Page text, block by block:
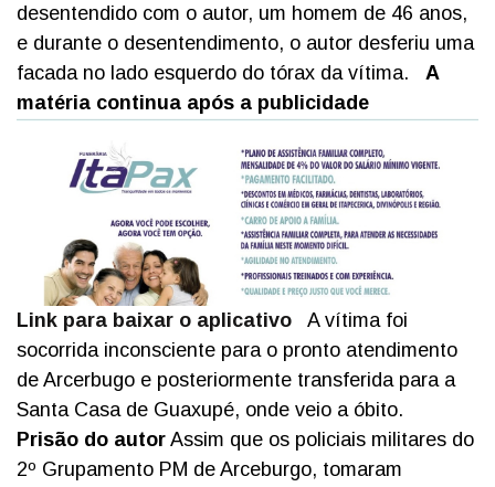
desentendido com o autor, um homem de 46 anos,
e durante o desentendimento, o autor desferiu uma
facada no lado esquerdo do tórax da vítima.
A
matéria continua após a publicidade
Link para baixar o aplicativo
A vítima foi
socorrida inconsciente para o pronto atendimento
de Arcerbugo e posteriormente transferida para a
Santa Casa de Guaxupé, onde veio a óbito.
Prisão do autor Assim que os policiais militares do
2º Grupamento PM de Arceburgo, tomaram